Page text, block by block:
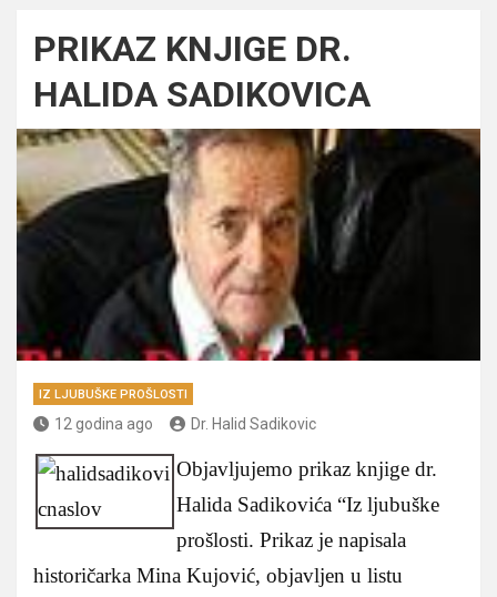
PRIKAZ KNJIGE DR.
HALIDA SADIKOVICA
IZ LJUBUŠKE PROŠLOSTI
12 godina ago Dr. Halid Sadikovic
Objavljujemo prikaz knjige dr.
Halida Sadikovića “Iz ljubuške
prošlosti. Prikaz je napisala
historičarka Mina Kujović, objavljen u listu